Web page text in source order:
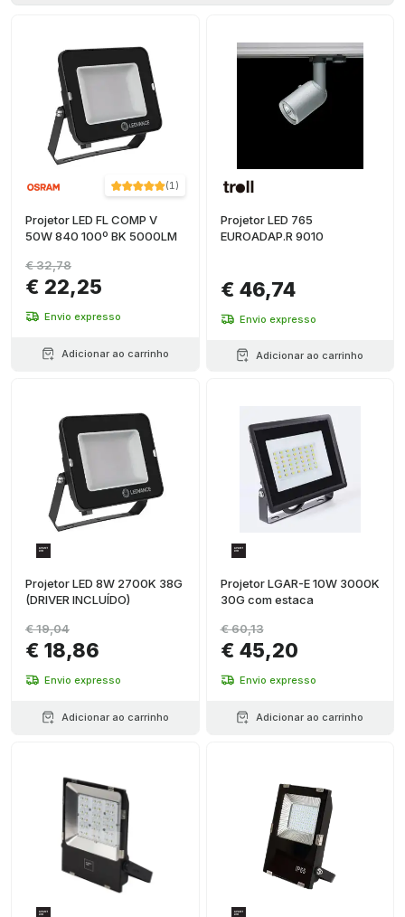
(1)
Projetor LED FL COMP V
50W 840 100º BK 5000LM
€ 22,25
€ 32,78
Envio expresso
Adicionar ao carrinho
Projetor LED 765
EUROADAP.R 9010
€ 46,74
Envio expresso
Adicionar ao carrinho
Projetor LED 8W 2700K 38G
(DRIVER INCLUÍDO)
€ 18,86
€ 19,04
Envio expresso
Adicionar ao carrinho
Projetor LGAR-E 10W 3000K
30G com estaca
€ 45,20
€ 60,13
Envio expresso
Adicionar ao carrinho